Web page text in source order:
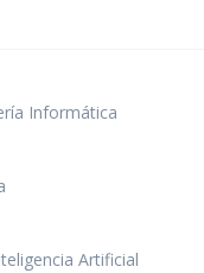
Informática
Artificial